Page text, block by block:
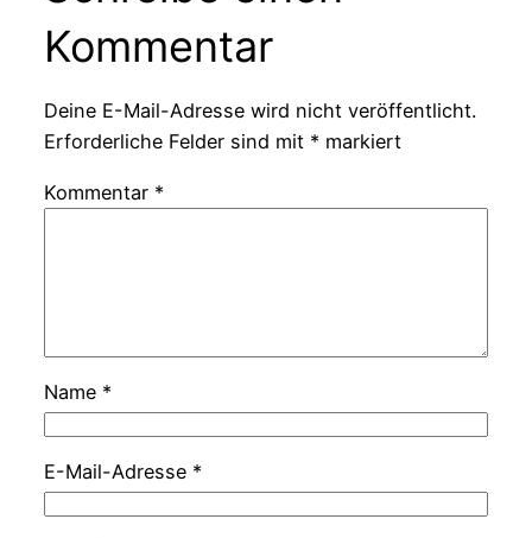
Kommentar
Deine E-Mail-Adresse wird nicht veröffentlicht.
Erforderliche Felder sind mit * markiert
Kommentar *
Name *
E-Mail-Adresse *